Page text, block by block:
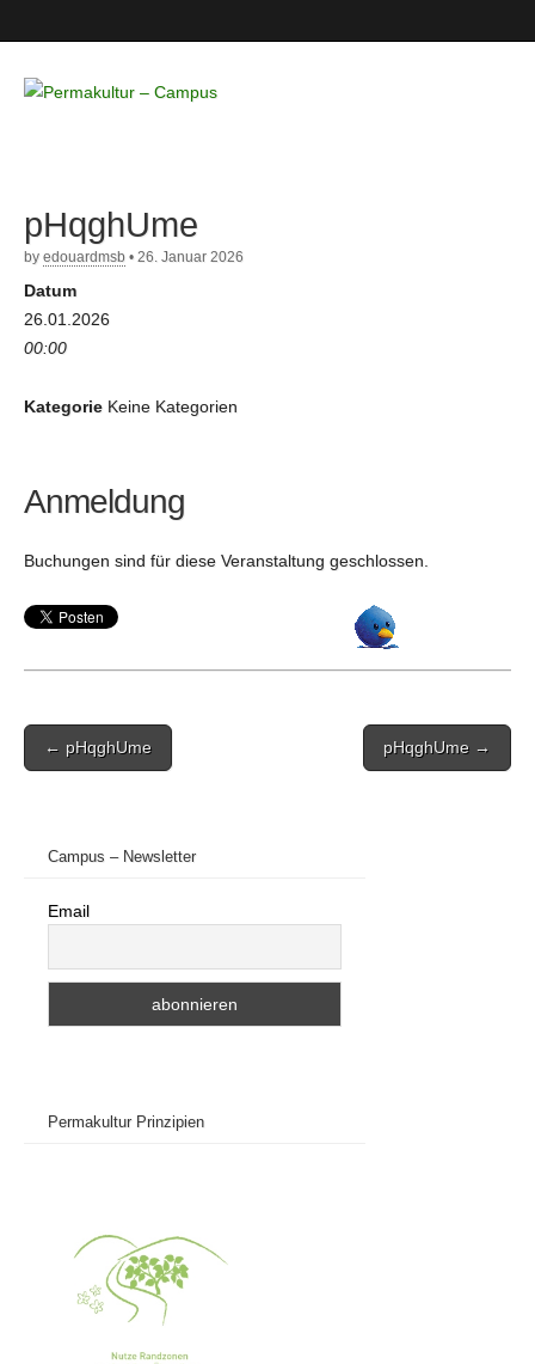
– Campus
pHqghUme
by edouardmsb • 26. Januar 2026
Datum
26.01.2026
00:00
Kategorie Keine Kategorien
Anmeldung
Buchungen sind für diese Veranstaltung geschlossen.
Post
navigation
← pHqghUme pHqghUme →
Campus – Newsletter
Email
Permakultur Prinzipien